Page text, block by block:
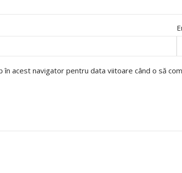
în acest navigator pentru data viitoare când o să